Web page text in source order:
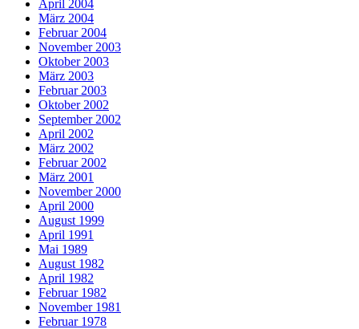
April 2004
März 2004
Februar 2004
November 2003
Oktober 2003
März 2003
Februar 2003
Oktober 2002
September 2002
April 2002
März 2002
Februar 2002
März 2001
November 2000
April 2000
August 1999
April 1991
Mai 1989
August 1982
April 1982
Februar 1982
November 1981
Februar 1978